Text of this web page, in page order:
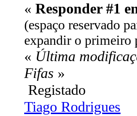
« Responder #1
(espaço reservado
expandir o primeiro
« Última
Fifas »
Registado
Tiago Rodrigues